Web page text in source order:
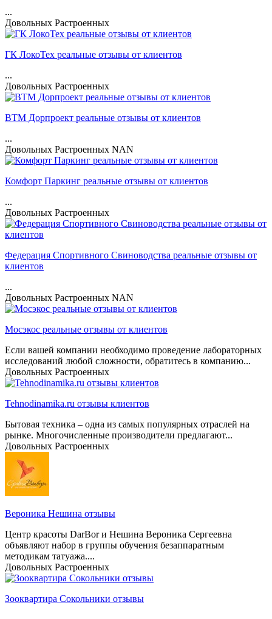
...
Довольных Растроенных
ГК ЛокоТех реальные отзывы от клиентов
...
Довольных Растроенных
ВТМ Дорпроект реальные отзывы от клиентов
...
Довольных Растроенных NAN
Комфорт Паркинг реальные отзывы от клиентов
...
Довольных Растроенных
Федерация Спортивного Свиноводства реальные отзывы от
клиентов
...
Довольных Растроенных NAN
Мосэкос реальные отзывы от клиентов
Если вашей компании необходимо проведение лабораторных
исследований любой сложности, обратитесь в компанию...
Довольных Растроенных
Tehnodinamika.ru отзывы клиентов
Бытовая техника – одна из самых популярных отраслей на
рынке. Многочисленные производители предлагают...
Довольных Растроенных
Вероника Нешина отзывы
Центр красоты DarBor и Нешина Вероника Сергеевна
объявляют набор в группы обучения безаппаратным
методикам татуажа....
Довольных Растроенных
Зооквартира Сокольники отзывы